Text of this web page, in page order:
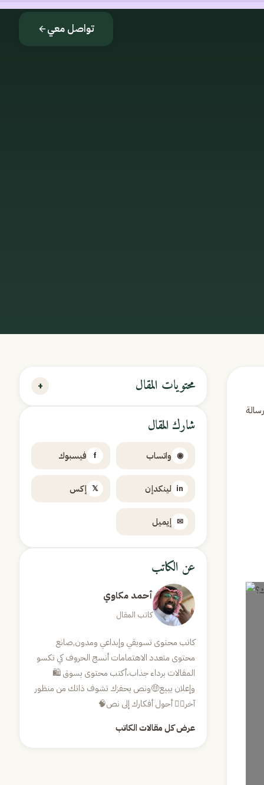
تواصل معي
محتويات المقال +
شارك المقال
◉ واتساب f فيسبوك
in لينكدإن 𝕏 إكس
✉ إيميل
عن الكاتب
أحمد مكاوي
كاتب المقال
كاتب محتوى تسويقي وإبداعي ومدون,صانع
محتوى متعدد الاهتمامات أنسج الحروف كي تكسو
المقالات برداء جذاب،أكتب محتوى يسوق 🛍
وإعلان يبيع🤑ونص يحفزك تشوف ذاتك من منظور
آخر😶‍🌫️ أحول أفكارك إلى نص🧠
عرض كل مقالات الكاتب